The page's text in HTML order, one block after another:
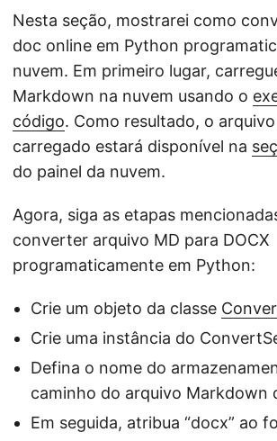
Nesta seção, mostrarei como
doc online em Python
nuvem. Em primeiro lugar,
Markdown na nuvem usando o
código. Como resultado, o
carregado estará disponível na
do painel da nuvem.
Agora, siga as etapas
converter arquivo MD para DOCX
programaticamente em Python:
Crie um objeto da classe
Crie uma instância do
Defina o nome do
caminho do arquivo Markdown
Em seguida, atribua “docx” ao